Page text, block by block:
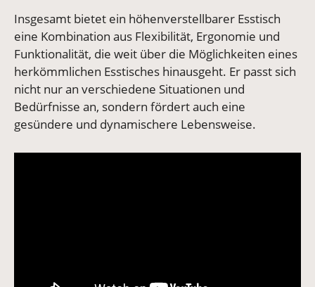
Insgesamt bietet ein höhenverstellbarer Esstisch
eine Kombination aus Flexibilität, Ergonomie und
Funktionalität, die weit über die Möglichkeiten eines
herkömmlichen Esstisches hinausgeht. Er passt sich
nicht nur an verschiedene Situationen und
Bedürfnisse an, sondern fördert auch eine
gesündere und dynamischere Lebensweise.